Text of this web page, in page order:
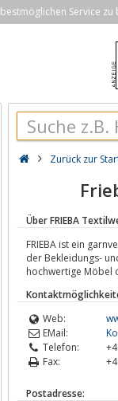
Service
Zurück zur
Über FRIEBA
FRIEBA ist ein
der Bekleidungs-
hochwertige Möbel
Web:
EMail:
Telefon:
Fax:
Postadresse: